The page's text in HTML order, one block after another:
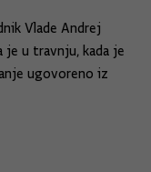
Vlade Andrej
je u travnju, kada je
ugovoreno iz